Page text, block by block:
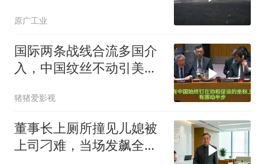
原广工业
国际两条战线合流多国介
入，中国纹丝不动引美方
猪猪爱影视
董事长上厕所撞见儿媳被
上司刁难，当场发飙全场